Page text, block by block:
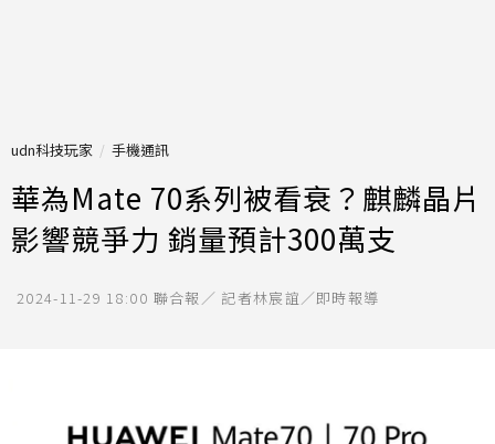
udn科技玩家 手機通訊
華為Mate 70系列被看衰？麒麟晶片
影響競爭力 銷量預計300萬支
2024-11-29 18:00 聯合報／ 記者林宸誼／即時報導